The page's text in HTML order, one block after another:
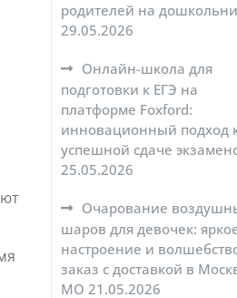
родителей на
29.05.2026
Онлайн-школа для
подготовки к ЕГЭ на
платформе Foxford:
инновационный подход
успешной сдаче
25.05.2026
Очарование
шаров для девочек:
настроение и
заказ с доставкой в
МО 21.05.2026